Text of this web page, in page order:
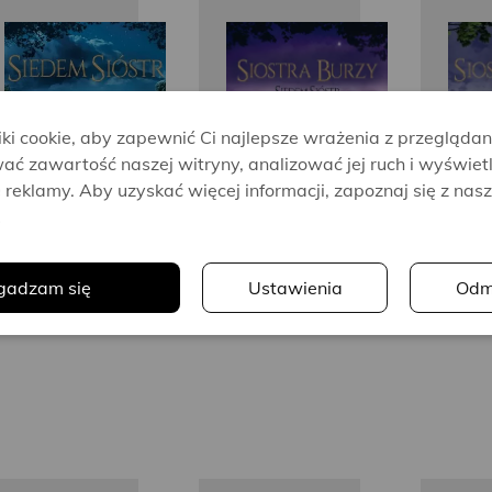
Lucinda
Riley
Lucinda
Riley
cookie, aby zapewnić Ci najlepsze wrażenia z
zawartość naszej witryny, analizować jej ruch i
Aby uzyskać więcej informacji, zapoznaj się z
się Ustawienia